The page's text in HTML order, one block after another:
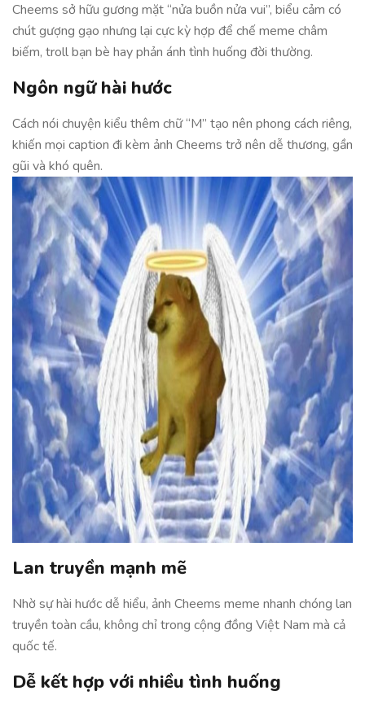
Cheems sở hữu gương mặt “nửa buồn nửa vui”, biểu cảm có
chút gượng gạo nhưng lại cực kỳ hợp để chế meme châm
biếm, troll bạn bè hay phản ánh tình huống đời thường.
Ngôn ngữ hài hước
Cách nói chuyện kiểu thêm chữ “M” tạo nên phong cách riêng,
khiến mọi caption đi kèm ảnh Cheems trở nên dễ thương, gần
gũi và khó quên.
Lan truyền mạnh mẽ
Nhờ sự hài hước dễ hiểu, ảnh Cheems meme nhanh chóng lan
truyền toàn cầu, không chỉ trong cộng đồng Việt Nam mà cả
quốc tế.
Dễ kết hợp với nhiều tình huống